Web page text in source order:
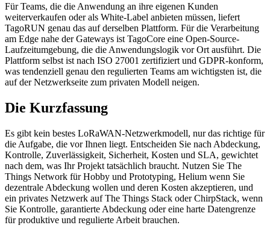
Für Teams, die die Anwendung an ihre eigenen Kunden
weiterverkaufen oder als White-Label anbieten müssen, liefert
TagoRUN genau das auf derselben Plattform. Für die Verarbeitung
am Edge nahe der Gateways ist TagoCore eine Open-Source-
Laufzeitumgebung, die die Anwendungslogik vor Ort ausführt. Die
Plattform selbst ist nach ISO 27001 zertifiziert und GDPR-konform,
was tendenziell genau den regulierten Teams am wichtigsten ist, die
auf der Netzwerkseite zum privaten Modell neigen.
Die Kurzfassung
Es gibt kein bestes LoRaWAN-Netzwerkmodell, nur das richtige für
die Aufgabe, die vor Ihnen liegt. Entscheiden Sie nach Abdeckung,
Kontrolle, Zuverlässigkeit, Sicherheit, Kosten und SLA, gewichtet
nach dem, was Ihr Projekt tatsächlich braucht. Nutzen Sie The
Things Network für Hobby und Prototyping, Helium wenn Sie
dezentrale Abdeckung wollen und deren Kosten akzeptieren, und
ein privates Netzwerk auf The Things Stack oder ChirpStack, wenn
Sie Kontrolle, garantierte Abdeckung oder eine harte Datengrenze
für produktive und regulierte Arbeit brauchen.